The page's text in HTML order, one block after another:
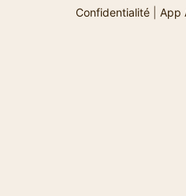
Confidentialité
App